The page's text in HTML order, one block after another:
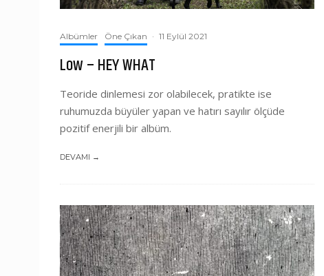
Albümler Öne Çıkan · 11 Eylül 2021
Low – HEY WHAT
Teoride dinlemesi zor olabilecek, pratikte ise
ruhumuzda büyüler yapan ve hatırı sayılır ölçüde
pozitif enerjili bir albüm.
DEVAMI →